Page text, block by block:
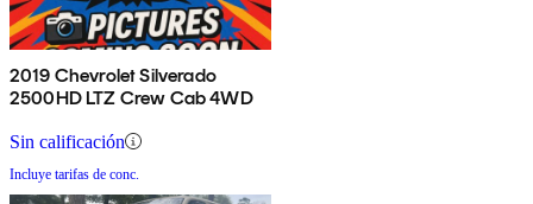
2019 Chevrolet Silverado
2500HD LTZ Crew Cab 4WD
Sin calificación
Incluye tarifas de conc.